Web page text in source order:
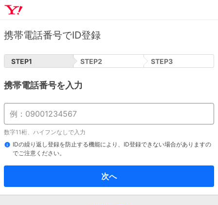
携帯電話番号でID登録
STEP1 STEP2 STEP3
携帯電話番号を入力
数字11桁、ハイフンなしで入力
IDの繰り返し登録を防止する機能により、ID登録できない場合がありますの
でご注意ください。
次へ